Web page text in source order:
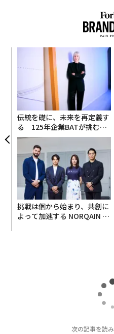
45％増となっている。
伝統を礎に、未来を再定義す
る 125年企業BATが挑むス
モークレスな未来
挑戦は個から始まり、共創に
よって加速する NORQAIN JA
次の記事を読み